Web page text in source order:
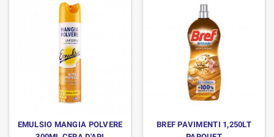
EMULSIO MANGIA POLVERE
BREF PAVIMENTI 1,250LT